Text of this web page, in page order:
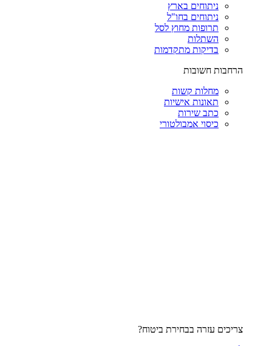
ניתוחים בארץ
ניתוחים בחו"ל
תרופות מחוץ לסל
השתלות
בדיקות מתקדמות
הרחבות חשובות
מחלות קשות
תאונות אישיות
כתב שירות
כיסוי אמבולטורי
צריכים עזרה בבחירת ביטוח?